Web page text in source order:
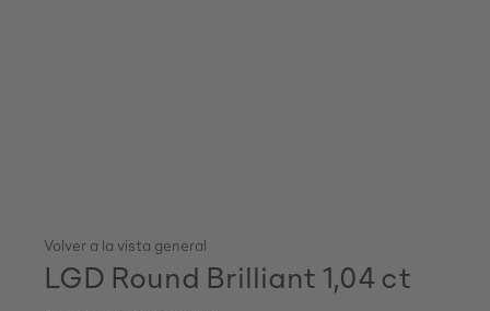
Volver a la vista general
LGD Round Brilliant 1,04 ct